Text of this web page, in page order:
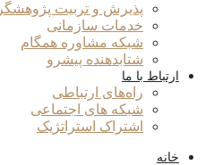
پذیرش و تربیت پژوهشگر
خدمات سازمانی
شبکه مشاوره همگام
شتابدهنده پیشرو
ارتباط با ما
راه‌های ارتباطی
شبکه های اجتماعی
اشتراک استراتژیک
خانه